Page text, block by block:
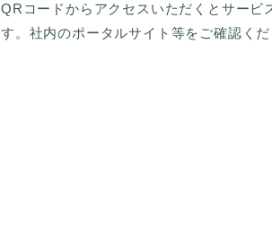
QRコードからアクセスいただくとサー
す。社内のポータルサイト等をご確認くだ